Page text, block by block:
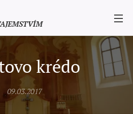
krédo
09.03.2017